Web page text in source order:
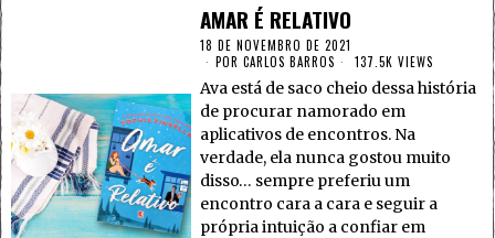
AMAR É RELATIVO
18 DE NOVEMBRO DE 2021
PORCARLOS BARROS 137.5K VIEWS
Ava está de saco cheio dessa história
de procurar namorado em
aplicativos de encontros. Na
verdade, ela nunca gostou muito
disso… sempre preferiu um
encontro cara a cara e seguir a
própria intuição a confiar em